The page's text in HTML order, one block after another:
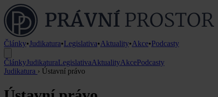
Články•Judikatura•Legislativa•Aktuality•Akce•Podcasty
ČlánkyJudikaturaLegislativaAktualityAkcePodcasty
Judikatura › Ústavní právo